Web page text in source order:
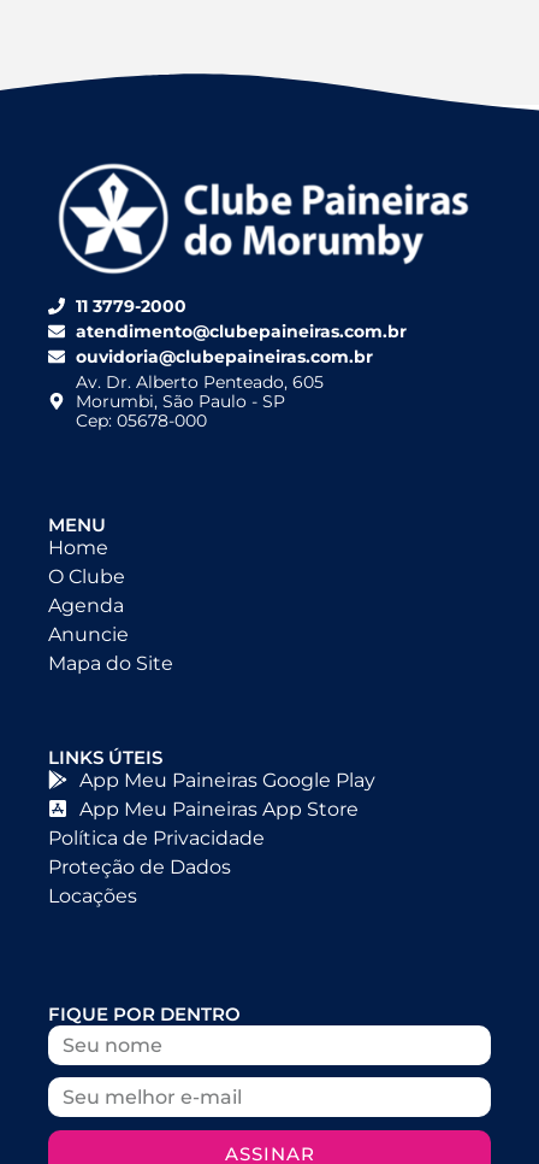
11 3779-2000
atendimento@clubepaineiras.com.br
ouvidoria@clubepaineiras.com.br
Av. Dr. Alberto Penteado, 605
Morumbi, São Paulo - SP
Cep: 05678-000
MENU
Home
O Clube
Agenda
Anuncie
Mapa do Site
LINKS ÚTEIS
App Meu Paineiras Google Play
App Meu Paineiras App Store
Política de Privacidade
Proteção de Dados
Locações
FIQUE POR DENTRO
ASSINAR